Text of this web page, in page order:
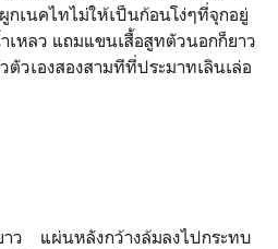
เนคไทไม่ให้เป็นก้อนโง่ๆที่จุกอยู่
หลว แถมแขนเสื้อสูทตัวนอกก็ยาว
วเองสองสามทีที่ประมาทเลินเล่อ
แผ่นหลังกว้างล้มลงไปกระทบ